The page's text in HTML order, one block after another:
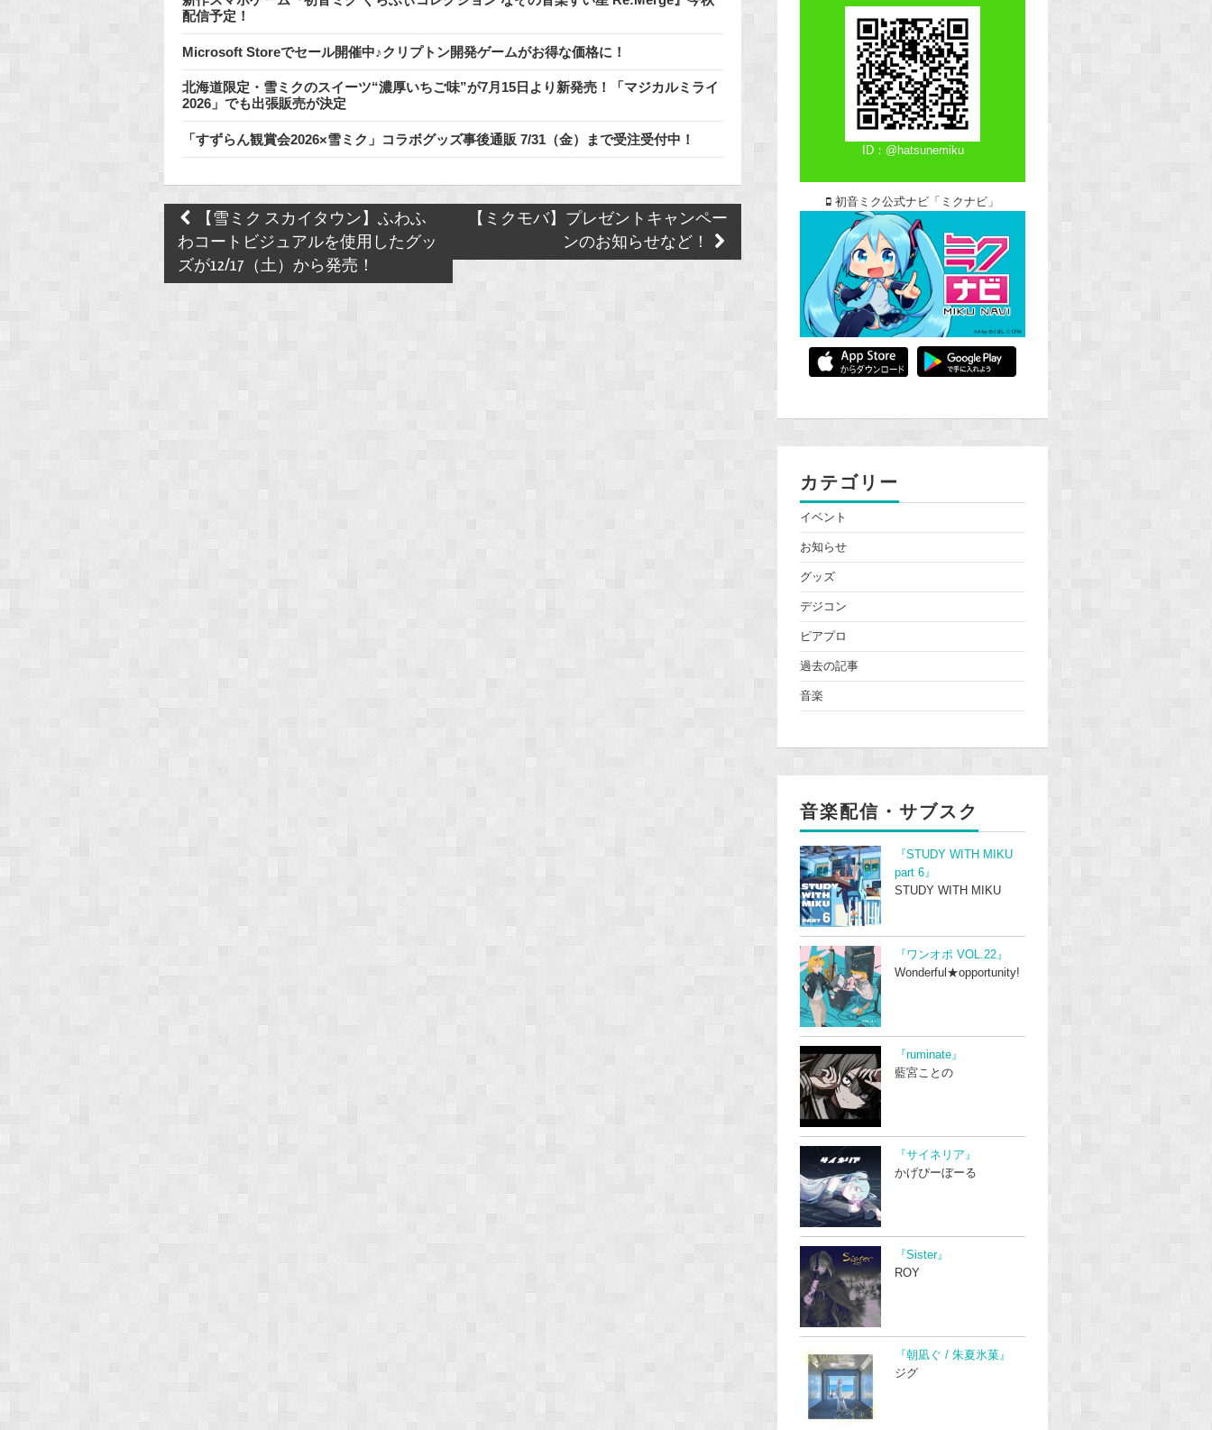
配信予定！
Microsoft Storeでセール開催中♪クリプトン開発ゲームがお得な価格に！
北海道限定・雪ミクのスイーツ“濃厚いちご味”が7月15日より新発売！「マジカルミライ
2026」でも出張販売が決定
「すずらん観賞会2026×雪ミク」コラボグッズ事後通販 7/31（金）まで受注受付中！
Post
navigation
【雪ミク スカイタウン】ふわふ
わコートビジュアルを使用したグッ
ズが12/17（土）から発売！
【ミクモバ】プレゼントキャンペー
ンのお知らせなど！
ID：@hatsunemiku
初音ミク公式ナビ「ミクナビ」
カテゴリー
イベント
お知らせ
グッズ
デジコン
ピアプロ
過去の記事
音楽
音楽配信・サブスク
『STUDY WITH MIKU
part 6』
STUDY WITH MIKU
『ワンオポ VOL.22』
Wonderful★opportunity!
『ruminate』
藍宮ことの
『サイネリア』
かげぴーぼーる
『Sister』
ROY
『朝凪ぐ / 朱夏氷菓』
ジグ